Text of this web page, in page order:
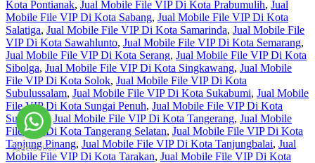
Kota Pontianak, Jual Mobile File VIP Di Kota Prabumulih, Jual
Mobile File VIP Di Kota Sabang, Jual Mobile File VIP Di Kota
Salatiga, Jual Mobile File VIP Di Kota Samarinda, Jual Mobile File
VIP Di Kota Sawahlunto, Jual Mobile File VIP Di Kota Semarang,
Jual Mobile File VIP Di Kota Serang, Jual Mobile File VIP Di Kota
Sibolga, Jual Mobile File VIP Di Kota Singkawang, Jual Mobile
File VIP Di Kota Solok, Jual Mobile File VIP Di Kota
Subulussalam, Jual Mobile File VIP Di Kota Sukabumi, Jual Mobile
File VIP Di Kota Sungai Penuh, Jual Mobile File VIP Di Kota
Surakarta ,Jual Mobile File VIP Di Kota Tangerang, Jual Mobile
File VIP Di Kota Tangerang Selatan, Jual Mobile File VIP Di Kota
Tanjung Pinang, Jual Mobile File VIP Di Kota Tanjungbalai, Jual
Mobile File VIP Di Kota Tarakan, Jual Mobile File VIP Di Kota